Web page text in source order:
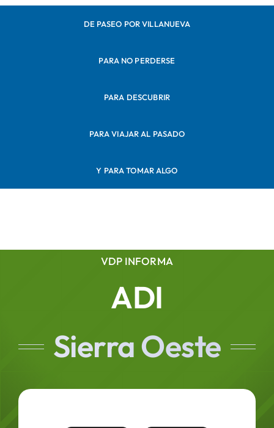
DE PASEO POR VILLANUEVA
PARA NO PERDERSE
PARA DESCUBRIR
PARA VIAJAR AL PASADO
Y PARA TOMAR ALGO
VDP INFORMA
ADI
Sierra Oeste